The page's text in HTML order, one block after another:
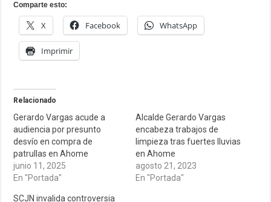
Comparte esto:
X Facebook WhatsApp
Imprimir
Relacionado
Gerardo Vargas acude a
audiencia por presunto
desvío en compra de
patrullas en Ahome
junio 11, 2025
En "Portada"
Alcalde Gerardo Vargas
encabeza trabajos de
limpieza tras fuertes lluvias
en Ahome
agosto 21, 2023
En "Portada"
SCJN invalida controversia